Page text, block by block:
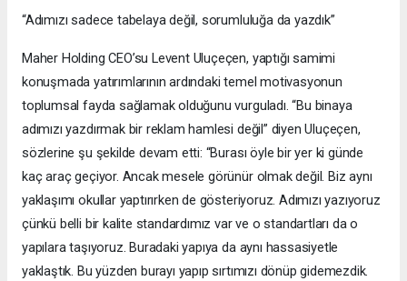
“Adımızı sadece tabelaya değil, sorumluluğa da yazdık”
Maher Holding CEO’su Levent Uluçeçen, yaptığı samimi
konuşmada yatırımlarının ardındaki temel motivasyonun
toplumsal fayda sağlamak olduğunu vurguladı. “Bu binaya
adımızı yazdırmak bir reklam hamlesi değil” diyen Uluçeçen,
sözlerine şu şekilde devam etti: “Burası öyle bir yer ki günde
kaç araç geçiyor. Ancak mesele görünür olmak değil. Biz aynı
yaklaşımı okullar yaptırırken de gösteriyoruz. Adımızı yazıyoruz
çünkü belli bir kalite standardımız var ve o standartları da o
yapılara taşıyoruz. Buradaki yapıya da aynı hassasiyetle
yaklaştık. Bu yüzden burayı yapıp sırtımızı dönüp gidemezdik.